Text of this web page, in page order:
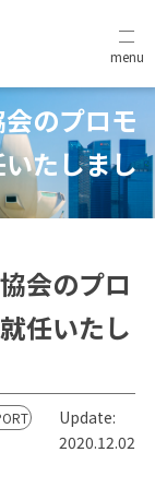
menu
のプロモ
たしまし
会のプロ
任いたし
Update:
2020.12.02